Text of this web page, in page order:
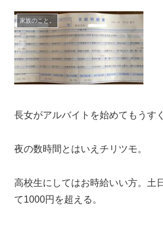
家族のこと。
長女がアルバイトを始めてもうす
夜の数時間とはいえチリツモ。
高校生にしてはお時給いい方。土
て1000円を超える。